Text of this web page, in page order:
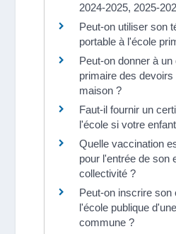
2024-2025, 2025-
Peut-on utiliser son
portable à l'école
Peut-on donner à un
primaire des devoirs
maison ?
Faut-il fournir un
l'école si votre
Quelle vaccination
pour l'entrée de son
collectivité ?
Peut-on inscrire son
l'école publique
commune ?